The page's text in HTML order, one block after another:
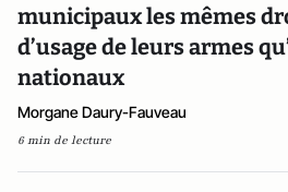
municipaux les mêmes
d’usage de leurs armes
nationaux
Morgane Daury-Fauveau
6 min de lecture